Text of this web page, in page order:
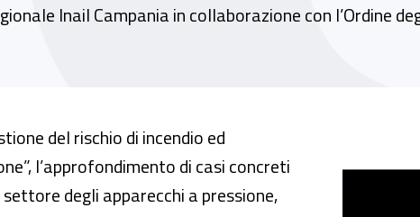
Inail Campania in collaborazione con l’Ordine
ed esplosione negli apparecchi a
del rischio di incendio ed
l’approfondimento di casi concreti
degli apparecchi a pressione,